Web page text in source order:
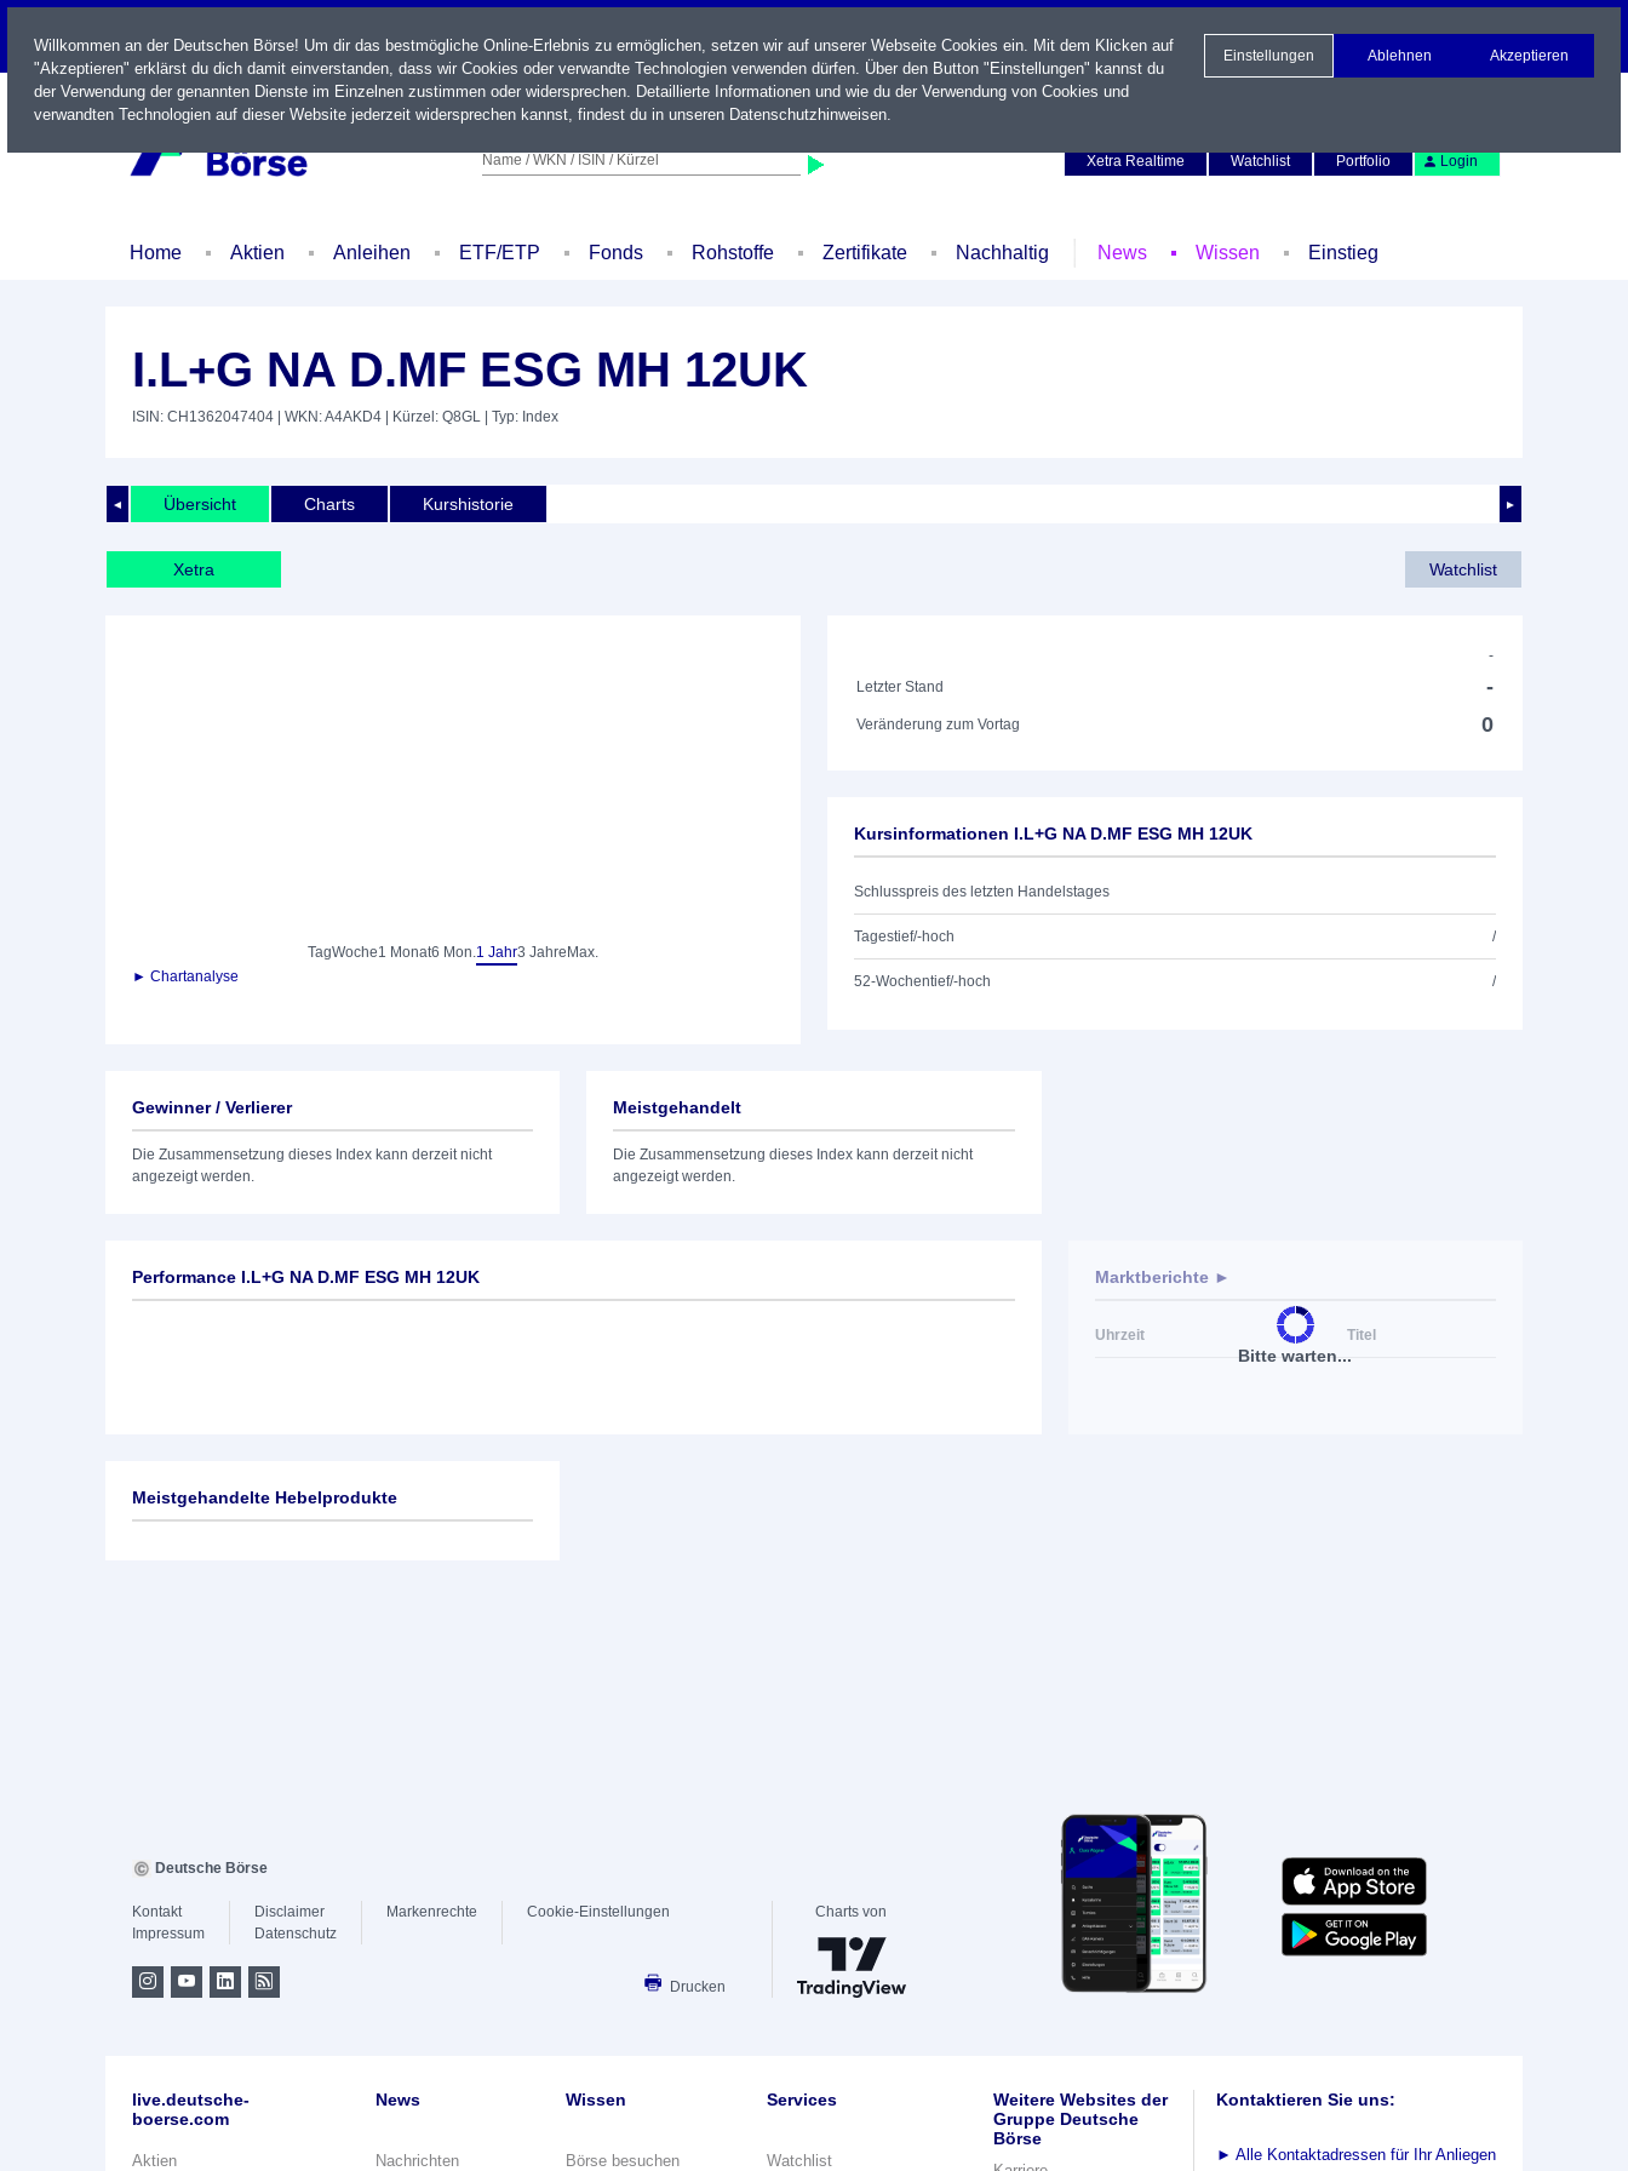
LIVE
Name / WKN / ISIN / Kürzel
Xetra Realtime
Watchlist Portfolio Login
Home Aktien Anleihen ETF/ETP Fonds Rohstoffe Zertifikate Nachhaltig News Wissen Einstieg
I.L+G NA D.MF ESG MH 12UK
ISIN: CH1362047404 | WKN: A4AKD4 | Kürzel: Q8GL | Typ: Index
◄ ►
Übersicht Charts Kurshistorie
Xetra Watchlist
TagWoche1 Monat6 Mon.1 Jahr3 Jahre Max.
► Chartanalyse
-
Letzter Stand
-
Veränderung zum Vortag 0
Kursinformationen I.L+G NA D.MF ESG MH 12UK
Schlusspreis des letzten Handelstages
Tagestief/-hoch /
52-Wochentief/-hoch /
Gewinner / Verlierer
Die Zusammensetzung dieses Index kann derzeit nicht
angezeigt werden.
Meistgehandelt
Die Zusammensetzung dieses Index kann derzeit nicht
angezeigt werden.
Performance I.L+G NA D.MF ESG MH 12UK
Bitte warten...
Marktberichte ►
Uhrzeit Titel
Meistgehandelte Hebelprodukte
Willkommen an der Deutschen Börse! Um dir das bestmögliche Online-Erlebnis zu ermöglichen, setzen wir auf unserer Webseite Cookies ein. Mit dem Klicken auf
"Akzeptieren" erklärst du dich damit einverstanden, dass wir Cookies oder verwandte Technologien verwenden dürfen. Über den Button "Einstellungen" kannst du
der Verwendung der genannten Dienste im Einzelnen zustimmen oder widersprechen. Detaillierte Informationen und wie du der Verwendung von Cookies und
verwandten Technologien auf dieser Website jederzeit widersprechen kannst, findest du in unseren Datenschutzhinweisen.
Einstellungen Ablehnen Akzeptieren
Deutsche Börse
Kontakt
Impressum
Disclaimer
Datenschutz
Markenrechte Cookie-Einstellungen
Drucken
Charts von
live.deutsche-
boerse.com
Aktien
News
Nachrichten
Wissen
Börse besuchen
Services
Watchlist
Weitere Websites der
Gruppe Deutsche
Börse
Kontaktieren Sie uns:
► Alle Kontaktadressen für Ihr Anliegen